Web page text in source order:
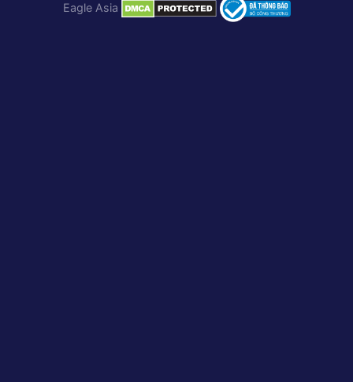
Eagle Asia